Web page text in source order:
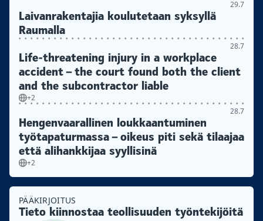
29.7
Laivanrakentajia koulutetaan syksyllä
Raumalla
28.7
Life-threatening injury in a workplace
accident – the court found both the client
and the subcontractor liable
+2
28.7
Hengenvaarallinen loukkaantuminen
työtapaturmassa – oikeus piti sekä tilaajaa
että alihankkijaa syyllisinä
+2
PÄÄKIRJOITUS
Tieto kiinnostaa teollisuuden työntekijöitä